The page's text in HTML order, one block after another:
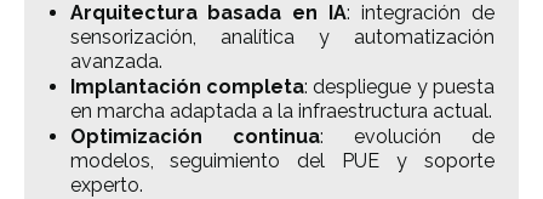
Arquitectura basada en IA: integración de
sensorización, analítica y automatización
avanzada.
Implantación completa: despliegue y puesta
en marcha adaptada a la infraestructura actual.
Optimización continua: evolución de
modelos, seguimiento del PUE y soporte
experto.